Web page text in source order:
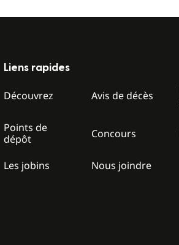
Liens rapides
Découvrez Avis de décès
Points de
dépôt
Concours
Les jobins Nous joindre